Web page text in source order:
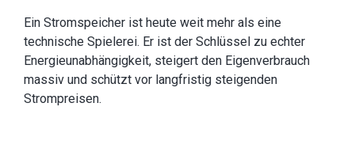
Ein Stromspeicher ist heute weit mehr als eine
technische Spielerei. Er ist der Schlüssel zu echter
Energieunabhängigkeit, steigert den Eigenverbrauch
massiv und schützt vor langfristig steigenden
Strompreisen.